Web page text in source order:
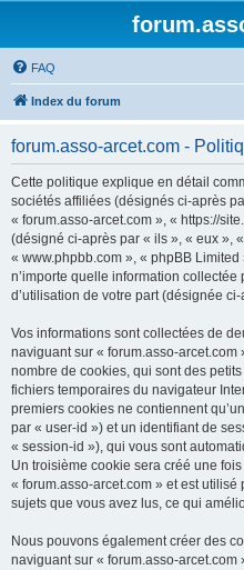
FAQ
Index du forum
forum.asso-arcet.com -
Cette politique explique en détail
sociétés affiliées (désignés ci-après
« forum.asso-arcet.com », « https://
(désigné ci-après par « ils », « eux »,
« www.phpbb.com », « phpBB
n’importe quelle information collectée
d’utilisation de votre part (désignée
Vos informations sont collectées de
naviguant sur « forum.asso-
nombre de cookies, qui sont des
fichiers temporaires du navigateur
premiers cookies ne contiennent
par « user-id ») et un identifiant de
« session-id »), qui vous sont
Un troisième cookie sera créé une
« forum.asso-arcet.com » et est
sujets que vous avez lus, ce qui
Nous pouvons également créer des
naviguant sur « forum.asso-